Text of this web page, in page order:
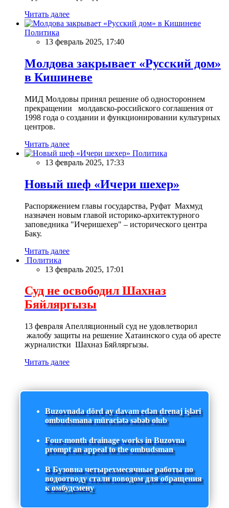
Читать далее
Политика
13 февраль 2025, 17:40
Молдова закрывает «Русский дом»
в Кишиневе
МИД Молдовы принял решение об одностороннем
прекращении молдавско-российского соглашения от
1998 года о создании и функционировании культурных
центров.
Читать далее
Политика
13 февраль 2025, 17:33
Новый шеф «Ичери шехер»
Распоряжением главы государства, Руфат Махмуд
назначен новым главой историко-архитектурного
заповедника "Ичеришехер" – исторического центра
Баку.
Читать далее
Политика
13 февраль 2025, 17:01
Суд не освободил Шахназ
Бяйляргызы
13 февраля Апелляционный суд не удовлетворил
жалобу защиты на решение Хатаинского суда об аресте
журналистки Шахназ Бяйляргызы.
Читать далее
Buzovnada dörd ay davam edən drenaj işləri
ombudsmana müraciətə səbəb olub
Four-month drainage works in Buzovna
prompt an appeal to the ombudsman
В Бузовна четырехмесячные работы по
водоотводу стали поводом для обращения
к омбудсмену